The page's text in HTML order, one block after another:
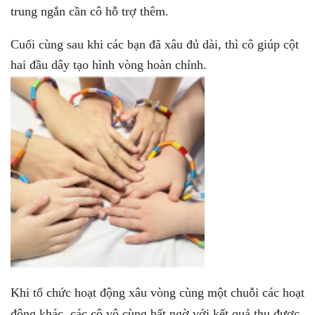
trung ngắn cần cô hỗ trợ thêm.
Cuối cùng sau khi các bạn đã xâu đủ dài, thì cô giúp cột
hai đầu dây tạo hình vòng hoàn chỉnh.
Khi tổ chức hoạt động xâu vòng cùng một chuỗi các hoạt